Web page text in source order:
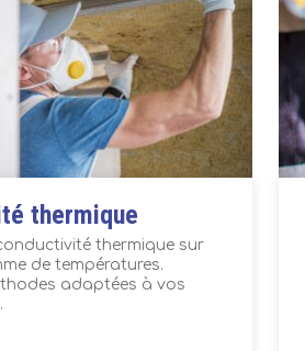
thermique
thermique sur
de températures.
adaptées à vos